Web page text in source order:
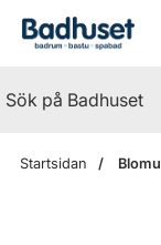
Startsidan